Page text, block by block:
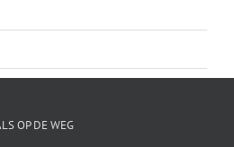
OP DE WEG